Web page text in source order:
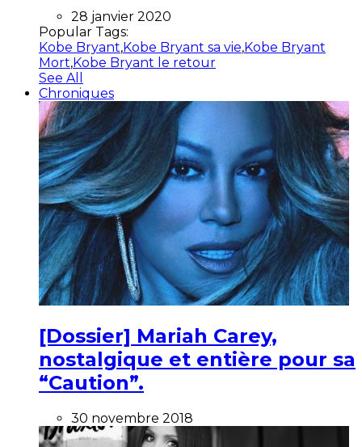
28 janvier 2020
Popular Tags:
Kobe Bryant,Kobe Bryant sa vie,Kobe Bryant
Mort,Kobe Bryant le retour
See All
Chroniques
[Dossier] Mariah Carey,
nostalgique et entière pour sa
“Caution”.
30 novembre 2018